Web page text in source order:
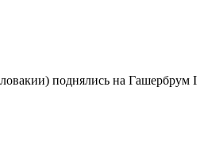
поднялись на Гашербрум I